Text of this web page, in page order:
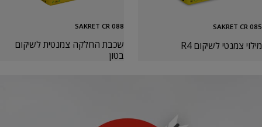
SAKRET CR 085
מילוי צמנטי לשיקום R4
SAKRET CR 088
שכבת החלקה צמנטית לשיקום
בטון